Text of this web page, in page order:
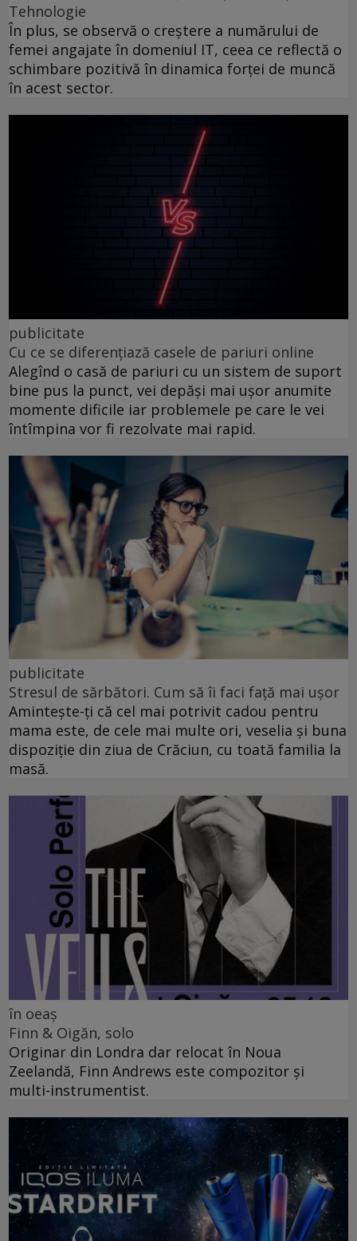
Tehnologie
În plus, se observă o creștere a numărului de
femei angajate în domeniul IT, ceea ce reflectă o
schimbare pozitivă în dinamica forței de muncă
în acest sector.
publicitate
Cu ce se diferențiază casele de pariuri online
Alegînd o casă de pariuri cu un sistem de suport
bine pus la punct, vei depăși mai ușor anumite
momente dificile iar problemele pe care le vei
întîmpina vor fi rezolvate mai rapid.
publicitate
Stresul de sărbători. Cum să îi faci față mai ușor
Amintește-ți că cel mai potrivit cadou pentru
mama este, de cele mai multe ori, veselia și buna
dispoziție din ziua de Crăciun, cu toată familia la
masă.
în oeaș
Finn & Oigăn, solo
Originar din Londra dar relocat în Noua
Zeelandă, Finn Andrews este compozitor și
multi-instrumentist.